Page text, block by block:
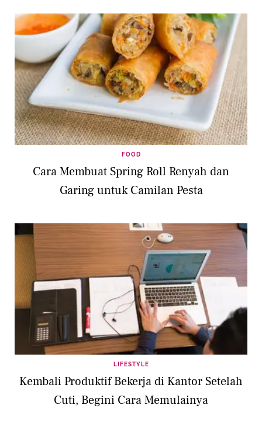
FOOD
Cara Membuat Spring Roll Renyah dan
Garing untuk Camilan Pesta
LIFESTYLE
Kembali Produktif Bekerja di Kantor Setelah
Cuti, Begini Cara Memulainya